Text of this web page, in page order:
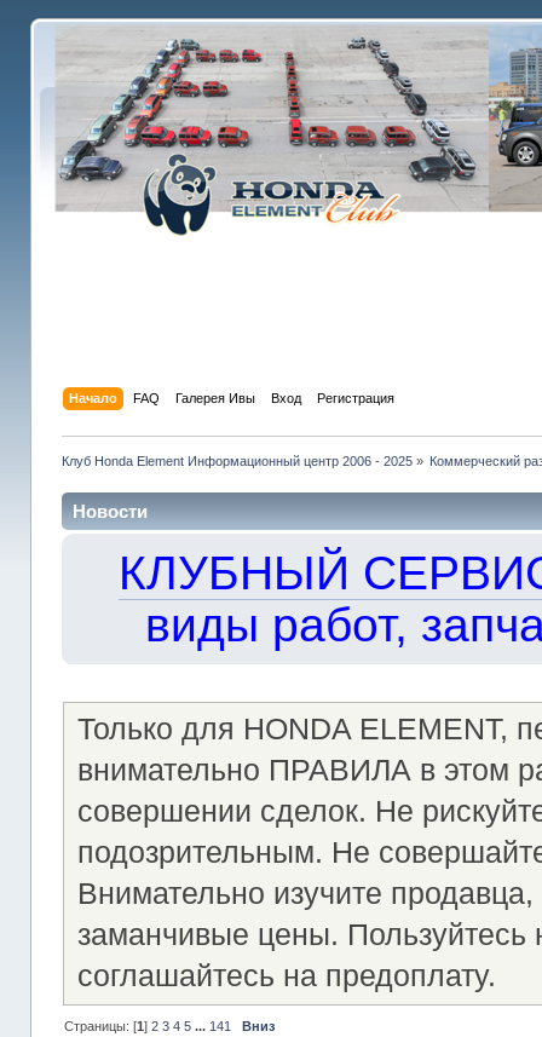
Начало FAQ Галерея Ивы Вход Регистрация
Клуб Honda Element Информационный центр 2006 - 2025» Коммерческий
Новости
КЛУБНЫЙ
виды работ,
Только для HONDA ELEMENT,
внимательно ПРАВИЛА в этом
совершении сделок. Не
подозрительным. Не
Внимательно изучите
заманчивые цены.
соглашайтесь на предоплату.
Страницы: [1] 2 3 4 5 ... 141 Вниз